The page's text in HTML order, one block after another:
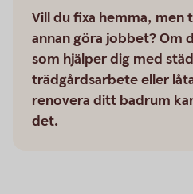
Vill du fixa hemma, men
annan göra jobbet? Om
som hjälper dig med
trädgårdsarbete eller
renovera ditt badrum
det.